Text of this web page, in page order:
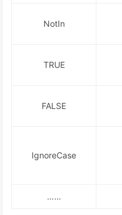
NotIn
TRUE
FALSE
IgnoreCase
……